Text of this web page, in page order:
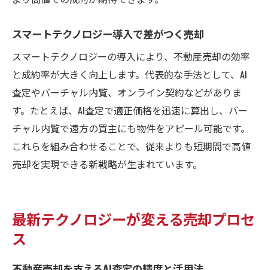
スマートテクノロジー導入で差がつく売却
スマートテクノロジーの導入により、不動産売却の効率
と成約率が大きく向上します。代表的な手法として、AI
査定やバーチャル内覧、オンライン契約などがありま
す。たとえば、AI査定で適正価格を迅速に算出し、バー
チャル内覧で遠方の買主にも物件をアピール可能です。
これらを組み合わせることで、従来よりも短期間で高値
売却を実現できる新戦略が生まれています。
最新テクノロジーが変える売却プロセ
ス